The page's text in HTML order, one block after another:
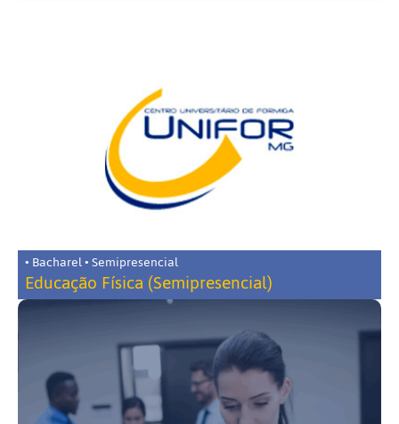
• Bacharel • Semipresencial
Educação Física (Semipresencial)